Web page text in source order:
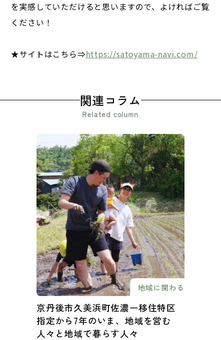
を実感していただけると思いますので、よければご覧
ください！
★サイトはこちら⇒https://satoyama-navi.com/
関連コラム
Related column
地域に関わる
京丹後市久美浜町佐濃ー移住特区
指定から7年のいま、地域を営む
人々と地域で暮らす人々